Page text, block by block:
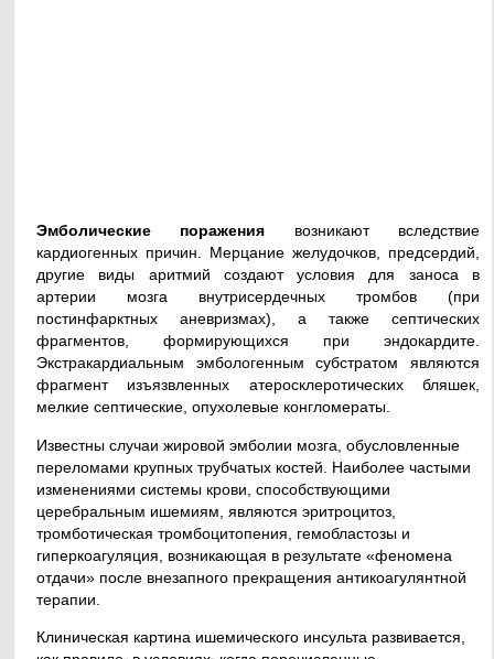
Эмболические поражения возникают вследствие
кардиогенных причин. Мерцание желудочков, предсердий,
другие виды аритмий создают условия для заноса в
артерии мозга внутрисердечных тромбов (при
постинфарктных аневризмах), а также септических
фрагментов, формирующихся при эндокардите.
Экстракардиальным эмбологенным субстратом являются
фрагмент изъязвленных атеросклеротических бляшек,
мелкие септические, опухолевые конгломераты.
Известны случаи жировой эмболии мозга, обусловленные
переломами крупных трубчатых костей. Наиболее частыми
изменениями системы крови, способствующими
церебральным ишемиям, являются эритроцитоз,
тромботическая тромбоцитопения, гемобластозы и
гиперкоагуляция, возникающая в результате «феномена
отдачи» после внезапного прекращения антикоагулянтной
терапии.
Клиническая картина ишемического инсульта развивается,